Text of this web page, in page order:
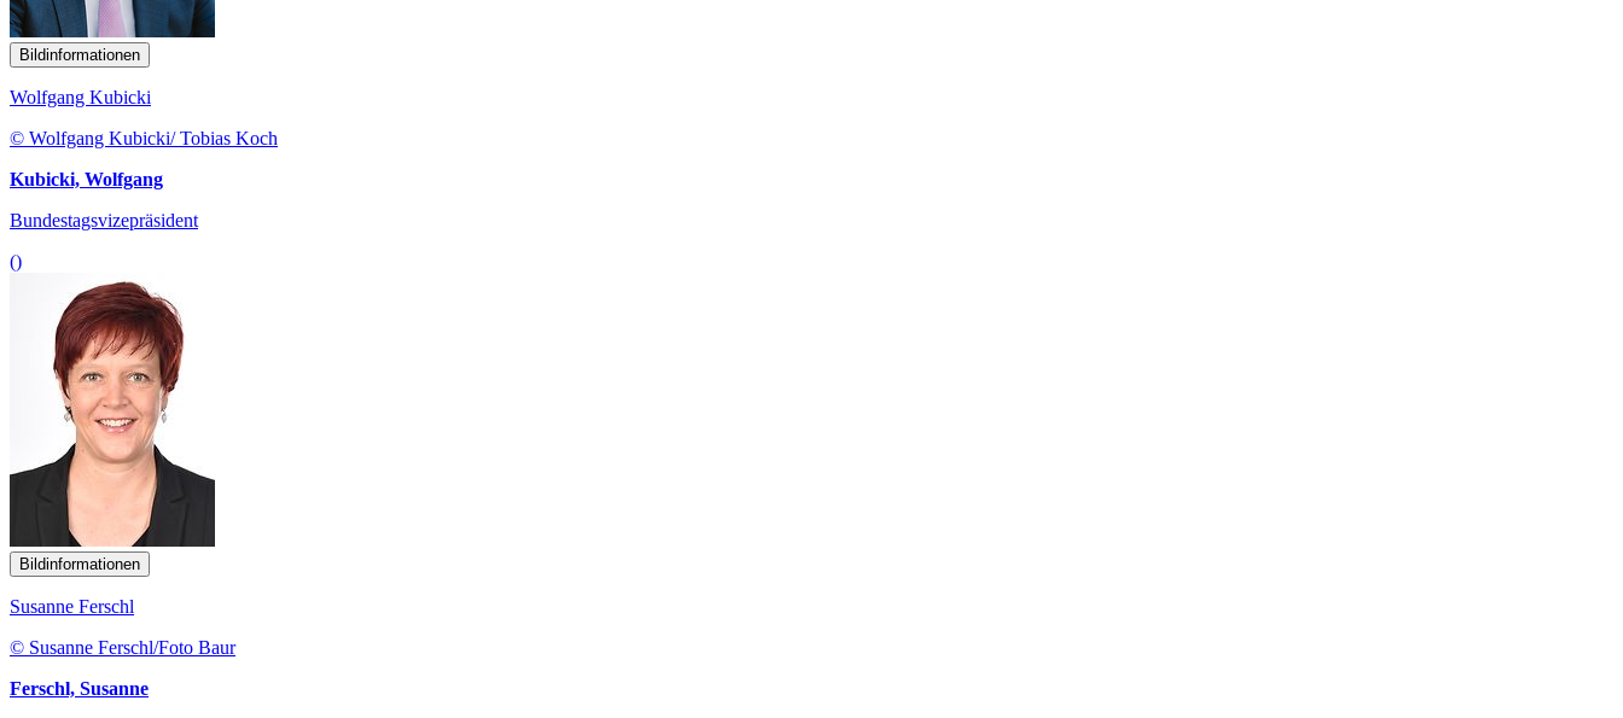
Bildinformationen
Wolfgang Kubicki
© Wolfgang Kubicki/ Tobias Koch
Kubicki, Wolfgang
Bundestagsvizepräsident
()
Bildinformationen
Susanne Ferschl
© Susanne Ferschl/Foto Baur
Ferschl, Susanne